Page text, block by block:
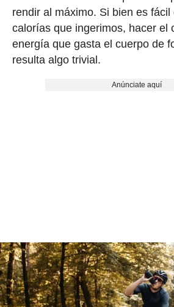
rendir al máximo. Si bien es fácil
calorías que ingerimos, hacer el
energía que gasta el cuerpo de
resulta algo trivial.
Anúnciate aquí